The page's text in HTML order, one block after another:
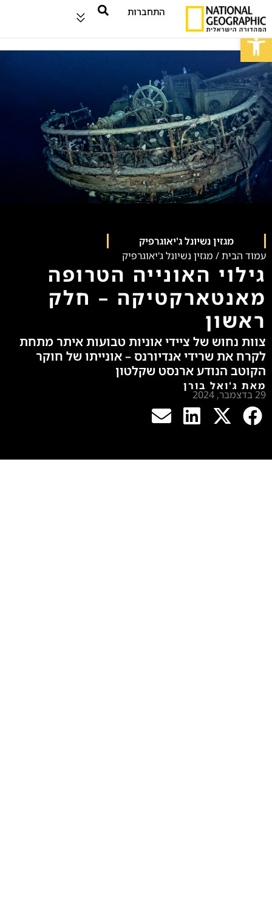
פתח סרגל נגישות
התחברות
מגזין נשיונל ג'יאוגרפיק
עמוד הבית/ מגזין נשיונל ג'יאוגרפיק
גילוי האונייה הטרופה
מאנטארקטיקה – חלק
ראשון
צוות נחוש של ציידי אוניות טבועות איתר מתחת
לקרח את שרידי אנדיורנס – אונייתו של חוקר
הקוטב הנודע ארנסט שקלטון
מאת ג'ואל בורן
29 בדצמבר, 2024